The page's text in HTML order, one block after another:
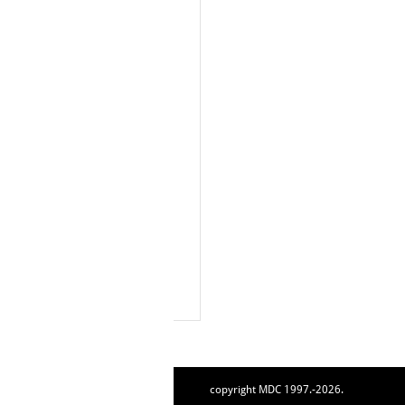
copyright MDC 1997.-2026.